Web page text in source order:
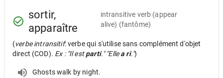
sortir,
apparaître
intransitive verb (appear
alive) (fantôme)
(verbe intransitif: verbe qui s'utilise sans complément d'objet
direct (COD). Ex : "Il estparti." "Ellea ri.")
Ghosts walk by night.